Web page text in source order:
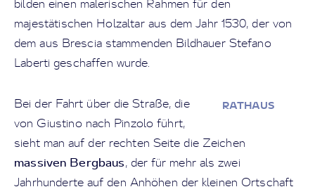
bilden einen malerischen Rahmen für den
majestätischen Holzaltar aus dem Jahr 1530, der von
dem aus Brescia stammenden Bildhauer Stefano
Laberti geschaffen wurde.
RATHAUS
Bei der Fahrt über die Straße, die
von Giustino nach Pinzolo führt,
sieht man auf der rechten Seite die Zeichen
massiven Bergbaus, der für mehr als zwei
Jahrhunderte auf den Anhöhen der kleinen Ortschaft